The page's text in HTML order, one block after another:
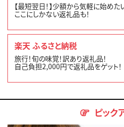
【最短翌日！】少額から気軽に始めた
ここにしかない返礼品も！
楽天 ふるさと納税
旅行！旬の味覚！訳あり返礼品！
自己負担2,000円で返礼品をゲット！
ピック